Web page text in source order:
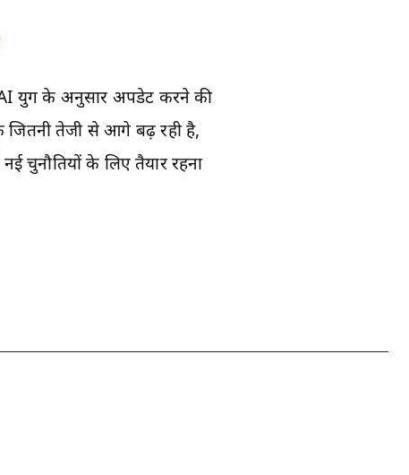
AI युग के अनुसार अपडेट करने की
जितनी तेजी से आगे बढ़ रही है,
चुनौतियों के लिए तैयार रहना